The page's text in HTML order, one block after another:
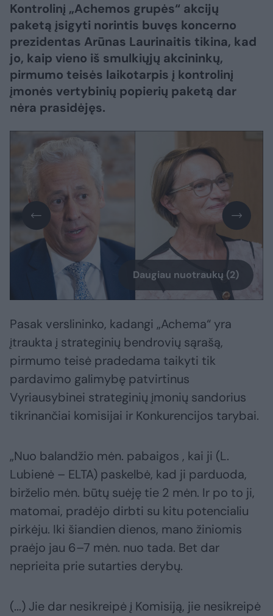
Kontrolinį „Achemos grupės“ akcijų
paketą įsigyti norintis buvęs koncerno
prezidentas Arūnas Laurinaitis tikina, kad
jo, kaip vieno iš smulkiųjų akcininkų,
pirmumo teisės laikotarpis į kontrolinį
įmonės vertybinių popierių paketą dar
nėra prasidėjęs.
Daugiau nuotraukų (2)
Pasak verslininko, kadangi „Achema“ yra
įtraukta į strateginių bendrovių sąrašą,
pirmumo teisė pradedama taikyti tik
pardavimo galimybę patvirtinus
Vyriausybinei strateginių įmonių sandorius
tikrinančiai komisijai ir Konkurencijos tarybai.
„Nuo balandžio mėn. pabaigos , kai ji (L.
Lubienė – ELTA) paskelbė, kad ji parduoda,
birželio mėn. būtų suėję tie 2 mėn. Ir po to ji,
matomai, pradėjo dirbti su kitu potencialiu
pirkėju. Iki šiandien dienos, mano žiniomis
praėjo jau 6–7 mėn. nuo tada. Bet dar
neprieita prie sutarties derybų.
(...) Jie dar nesikreipė į Komisiją, jie nesikreipė